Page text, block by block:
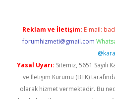
Reklam ve İletişim: E-mail:
forumhizmeti@gmail.com
Yasal Uyarı: Sitemiz, 5651 Sayılı
ve İletişim Kurumu (BTK)
olarak hizmet vermektedir. Bu